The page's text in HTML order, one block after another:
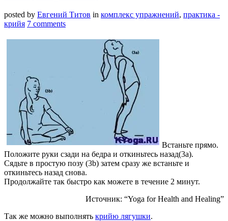
posted by Евгений Титов in комплекс упражнений, практика -
крийя 7 comments
Встаньте прямо.
Положите руки сзади на бедра и откиньтесь назад(3а).
Сядьте в простую позу (3b) затем сразу же встаньте и
откиньтесь назад снова.
Продолжайте так быстро как можете в течение 2 минут.
Источник: “Yoga for Health and Healing”
Так же можно выполнять крийю лягушки.